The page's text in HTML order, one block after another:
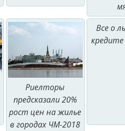
Риелторы
предсказали 20%
рост цен на жилье
в городах ЧМ-2018
Все о